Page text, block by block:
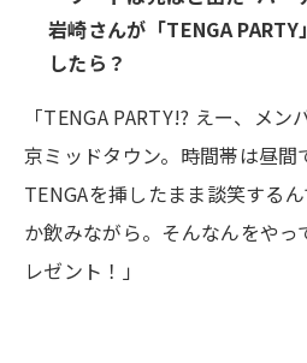
岩崎さんが「TENGA
したら？
「TENGA PARTY!? えー、メ
京ミッドタウン。時間帯は昼間
TENGAを挿したまま談笑する
か飲みながら。そんなんをや
レゼント！」